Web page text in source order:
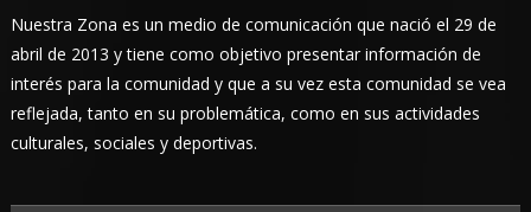
Nuestra Zona es un medio de comunicación que nació el 29 de
abril de 2013 y tiene como objetivo presentar información de
interés para la comunidad y que a su vez esta comunidad se vea
reflejada, tanto en su problemática, como en sus actividades
culturales, sociales y deportivas.